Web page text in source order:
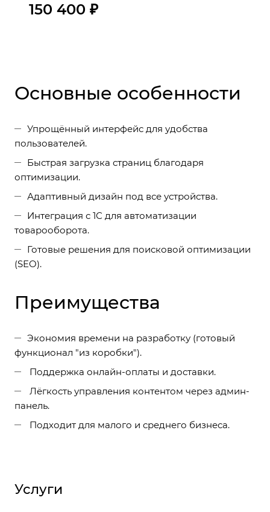
150 400 ₽
Основные особенности
Упрощённый интерфейс для удобства
пользователей.
Быстрая загрузка страниц благодаря
оптимизации.
Адаптивный дизайн под все устройства.
Интеграция с 1С для автоматизации
товарооборота.
Готовые решения для поисковой оптимизации
(SEO).
Преимущества
Экономия времени на разработку (готовый
функционал "из коробки").
Поддержка онлайн-оплаты и доставки.
Лёгкость управления контентом через админ-
панель.
Подходит для малого и среднего бизнеса.
Услуги